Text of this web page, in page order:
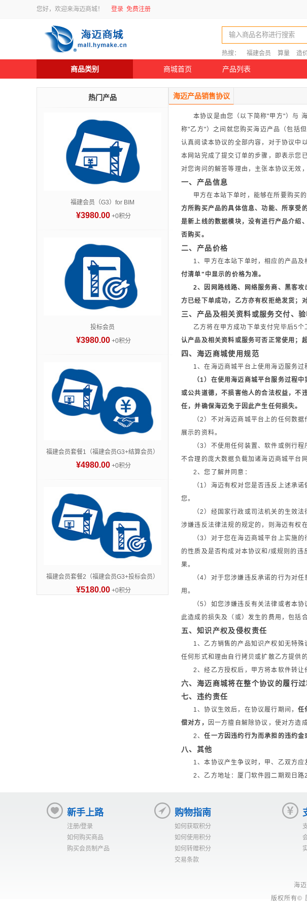
您好，欢迎来海迈商城！ 登录 免费注册
输入商品名称进行搜索
热搜： 福建会员 算量 造
商品类别
商城首页 产品列表
热门产品
福建会员（G3）for BIM
¥3980.00 +0积分
投标会员
¥3980.00 +0积分
福建会员套餐1（福建会员G3+结算会员）
¥4980.00 +0积分
福建会员套餐2（福建会员G3+投标会员）
¥5180.00 +0积分
海迈产品销售协议
本协议是由您（以下简称"甲方"）与
称"乙方"）之间就您购买海迈产品（包括
认真阅读本协议的全部内容，对于协议中
本网站完成了提交订单的步骤，即表示您
对您询问的解答等理由，主张本协议无效
一、产品信息
甲方在本站下单时，能够在所要购买
方所购买产品的具体信息、功能、所享受
是新上线的数据模块，没有进行产品介绍
否购买。
二、产品价格
1、甲方在本站下单时，相应的产品
付清单"中显示的价格为准。
2、因网路线路、网络服务商、黑客
方已经下单成功，乙方亦有权拒绝发货；
三、产品及相关资料或服务交付、验
乙方将在甲方成功下单支付完毕后5
认产品及相关资料或服务可否正常使用；
四、海迈商城使用规范
1、在海迈商城平台上使用海迈服务过
（1）在使用海迈商城平台服务过程
或公共道德，不损害他人的合法权益，不
任，并确保海迈免于因此产生任何损失。
（2）不对海迈商城平台上的任何数
展示的资料。
（3）不使用任何装置、软件或例行
不合理的庞大数据负载加诸海迈商城平台
2、您了解并同意：
（1）海迈有权对您是否违反上述承
您。
（2）经国家行政或司法机关的生效
涉嫌违反法律法规的规定的，则海迈有权
（3）对于您在海迈商城平台上实施
的性质及是否构成对本协议和/或规则的
果。
（4）对于您涉嫌违反承诺的行为对
用。
（5）如您涉嫌违反有关法律或者本
此造成的损失及（或）发生的费用，包括
五、知识产权及侵权责任
1、乙方销售的产品知识产权如无特
任何形式和理由自行拷贝或扩散乙方提供
2、经乙方授权后，甲方将本软件转
六、海迈商城将在整个协议的履行
七、违约责任
1、协议生效后，在协议履行期间，任
偿对方， 因一方擅自解除协议，使对方造
2、任一方因违约行为而承担的违约金
八、其他
1、本协议产生争议时，甲、乙双方应
2、乙方地址：厦门软件园二期观日
新手上路
注册/登录
如何购买商品
购买会员制产品
购物指南
如何获取积分
如何使用积分
如何转赠积分
交易条款
海
版权所有©